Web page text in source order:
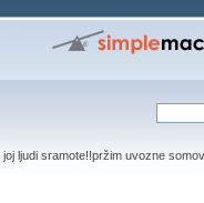
joj ljudi sramote!!pržim uvozne